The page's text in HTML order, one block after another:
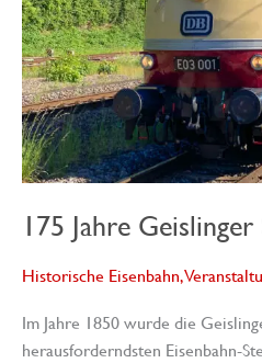
175 Jahre Geislinger
Historische Eisenbahn,
Im Jahre 1850 wurde die
herausforderndsten Eisenbahn-